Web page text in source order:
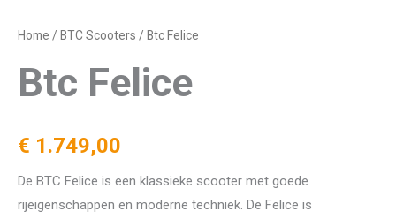
Home / BTC Scooters / Btc Felice
Btc Felice
€ 1.749,00
De BTC Felice is een klassieke scooter met goede
rijeigenschappen en moderne techniek. De Felice is